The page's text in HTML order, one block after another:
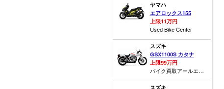
ヤマハ
エアロックス155
上限11万円
Used Bike Center
スズキ
GSX1100S カタナ
上限99万円
バイク買取アールエス福山
スズキ